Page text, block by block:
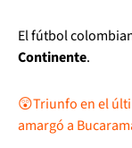
El fútbol
Continente.
😲⁣Triunfo en el
amargó a